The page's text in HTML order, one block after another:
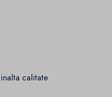
calitate